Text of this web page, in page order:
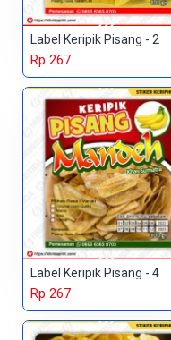
Label Keripik Pisang - 2
Rp 267
Label Keripik Pisang - 4
Rp 267